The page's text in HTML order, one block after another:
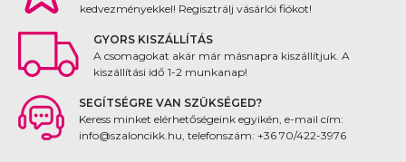
kedvezményekkel! Regisztrálj vásárlói fiókot!
GYORS KISZÁLLÍTÁS
A csomagokat akár már másnapra kiszállítjuk. A
kiszállítási idő 1-2 munkanap!
SEGÍTSÉGRE VAN SZÜKSÉGED?
Keress minket elérhetőségeink egyikén, e-mail cím:
info@szaloncikk.hu, telefonszám: +36 70/422-3976